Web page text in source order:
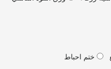
احباط